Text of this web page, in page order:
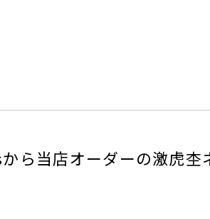
ら当店オーダーの激虎杢